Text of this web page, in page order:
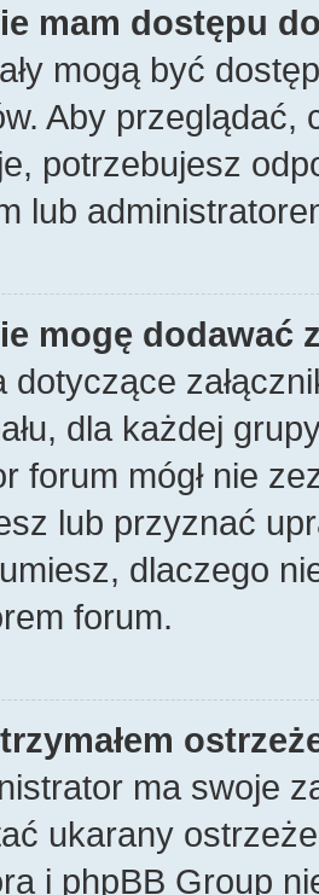
mam dostępu
mogą być
Aby
potrzebujesz
lub
mogę dodawać
dotyczące
dla każdej
forum mógł nie
lub przyznać
dlaczego
forum.
ma swoje
ukarany
i phpBB Group